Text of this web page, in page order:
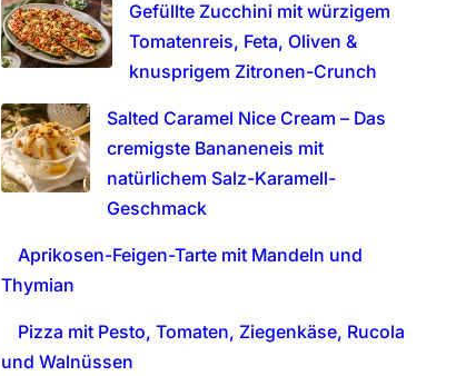
Gefüllte Zucchini mit würzigem
Tomatenreis, Feta, Oliven &
knusprigem Zitronen-Crunch
Salted Caramel Nice Cream – Das
cremigste Bananeneis mit
natürlichem Salz-Karamell-
Geschmack
Aprikosen-Feigen-Tarte mit Mandeln und
Thymian
Pizza mit Pesto, Tomaten, Ziegenkäse, Rucola
und Walnüssen